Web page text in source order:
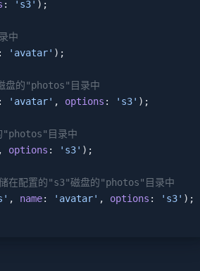
: 's3' );
中
: 'avatar' );
盘的"photos"目录中
: 'avatar' , options : 's3' );
"photos"目录中
, options : 's3' );
在配置的"s3"磁盘的"photos"目录中
, name: 'avatar' , options : 's3' );